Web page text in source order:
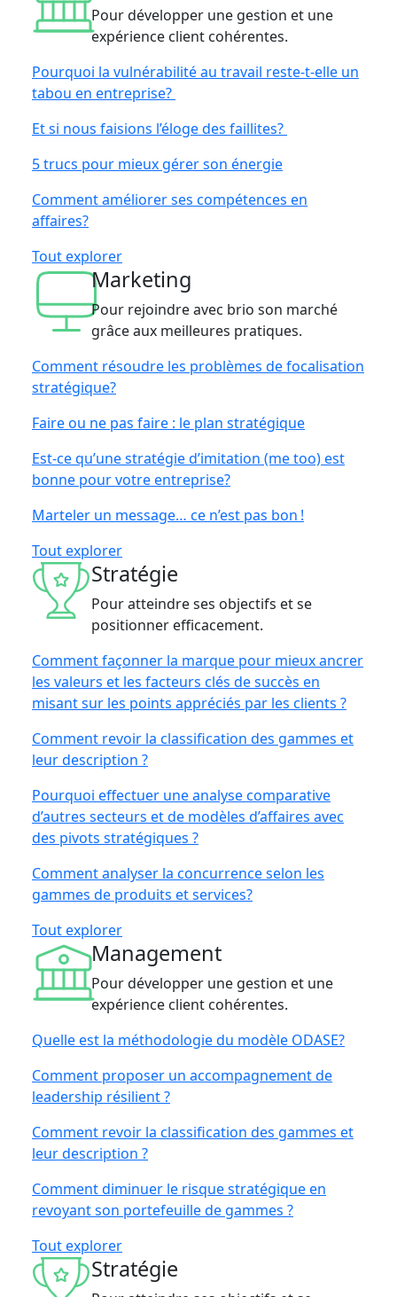
Pour développer une gestion et une
expérience client cohérentes.
Pourquoi la vulnérabilité au travail reste-t-elle un
tabou en entreprise?
Et si nous faisions l’éloge des faillites?
5 trucs pour mieux gérer son énergie
Comment améliorer ses compétences en
affaires?
Tout explorer
Marketing
Pour rejoindre avec brio son marché
grâce aux meilleures pratiques.
Comment résoudre les problèmes de focalisation
stratégique?
Faire ou ne pas faire : le plan stratégique
Est-ce qu’une stratégie d’imitation (me too) est
bonne pour votre entreprise?
Marteler un message… ce n’est pas bon !
Tout explorer
Stratégie
Pour atteindre ses objectifs et se
positionner efficacement.
Comment façonner la marque pour mieux ancrer
les valeurs et les facteurs clés de succès en
misant sur les points appréciés par les clients ?
Comment revoir la classification des gammes et
leur description ?
Pourquoi effectuer une analyse comparative
d’autres secteurs et de modèles d’affaires avec
des pivots stratégiques ?
Comment analyser la concurrence selon les
gammes de produits et services?
Tout explorer
Management
Pour développer une gestion et une
expérience client cohérentes.
Quelle est la méthodologie du modèle ODASE?
Comment proposer un accompagnement de
leadership résilient ?
Comment revoir la classification des gammes et
leur description ?
Comment diminuer le risque stratégique en
revoyant son portefeuille de gammes ?
Tout explorer
Stratégie